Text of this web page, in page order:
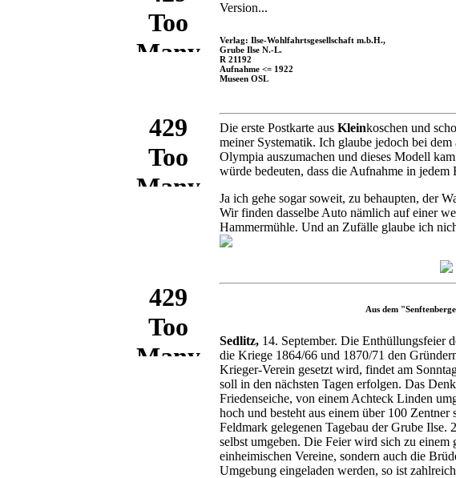
Version...
Verlag: Ilse-Wohlfahrtsgesellschaft m.b.H.,
Grube Ilse N.-L.
R 21192
Aufnahme <= 1922
Museen OSL
Die erste Postkarte aus Kleinkoschen und
meiner Systematik. Ich glaube jedoch bei
Olympia auszumachen und dieses Modell
würde bedeuten, dass die Aufnahme in jedem
Ja ich gehe sogar soweit, zu behaupten, der
Wir finden dasselbe Auto nämlich auf einer
Hammermühle. Und an Zufälle glaube ich
Aus dem
Sedlitz, 14. September. Die Enthüllungsfeier
die Kriege 1864/66 und 1870/71 den
Krieger-Verein gesetzt wird, findet am
soll in den nächsten Tagen erfolgen. Das
Friedenseiche, von einem Achteck Linden
hoch und besteht aus einem über 100
Feldmark gelegenen Tagebau der Grube
selbst umgeben. Die Feier wird sich zu einem
einheimischen Vereine, sondern auch die
Umgebung eingeladen werden, so ist